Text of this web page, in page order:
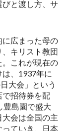
と渡し方、サ
広まった母の
キリスト教団
これが現在の
、1937年に
大会」という
招待券を配
豊島園で盛大
会は全国の主
ていき、日本